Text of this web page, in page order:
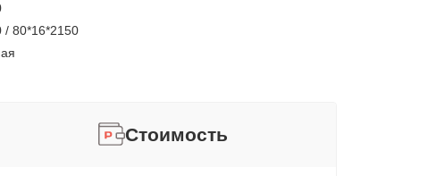
/ 80*16*2150
Стоимость